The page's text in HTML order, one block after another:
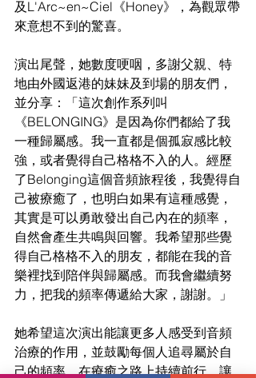
及L'Arc~en~Ciel《Honey》，為觀眾帶
來意想不到的驚喜。
演出尾聲，她數度哽咽，多謝父親、特
地由外國返港的妹妹及到場的朋友們，
並分享：「這次創作系列叫
《BELONGING》是因為你們都給了我
一種歸屬感。我一直都是個孤寂感比較
強，或者覺得自己格格不入的人。經歷
了Belonging這個音頻旅程後，我覺得自
己被療癒了，也明白如果有這種感覺，
其實是可以勇敢發出自己內在的頻率，
自然會產生共鳴與回響。我希望那些覺
得自己格格不入的朋友，都能在我的音
樂裡找到陪伴與歸屬感。而我會繼續努
力，把我的頻率傳遞給大家，謝謝。」
她希望這次演出能讓更多人感受到音頻
治療的作用，並鼓勵每個人追尋屬於自
己的頻率，在療癒之路上持續前行，讓